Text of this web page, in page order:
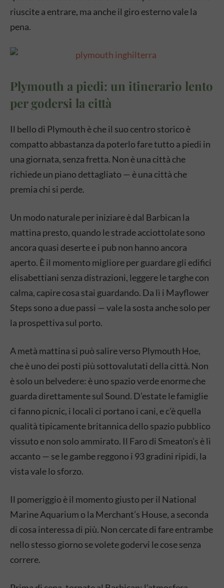
riuscite a entrare, ma anche il giro esterno vale la
pena.
Plymouth a piedi: un itinerario lento
per godersi la città
Il bello di Plymouth è che il suo centro storico è
compatto abbastanza da poterlo fare tutto a piedi in
una giornata, senza fretta. Non è una città che
richiede un piano dettagliato — è una città che
premia chi si perde.
Un modo naturale per iniziare è dal Barbican la
mattina presto, quando le strade acciottolate sono
ancora quasi deserte e i pub non hanno ancora
aperto. È il momento migliore per guardare gli edifici
elisabettiani senza distrazioni, leggere le targhe con
calma, capire cosa stai guardando. Da lì i Mayflower
Steps sono a due passi — vale la sosta anche solo per
la prospettiva sul porto.
A metà mattina si può salire verso Plymouth Hoe,
che è uno dei posti più sottovalutati della città. Non
è solo un belvedere: è uno spazio verde enorme che
guarda direttamente sul Sound. D’estate le famiglie
ci fanno picnic, i locali ci portano i cani, e c’è quella
qualità tipicamente britannica dello spazio pubblico
vissuto e non solo ammirato. Il Faro di Smeaton’s è lì
accanto — se le gambe reggono i 93 gradini ripidi, la
vista vale lo sforzo.
Il pomeriggio è il momento giusto per il National
Marine Aquarium o la Merchant’s House, a seconda
di cosa interessa di più. Non cercate di fare entrambe
nello stesso giorno se volete godervi le cose senza
correre.